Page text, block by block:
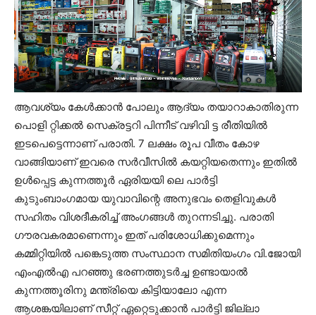
ആവശ്യം കേൾക്കാൻ പോലും ആദ്യം തയാറാകാതിരുന്ന
പൊളി റ്റിക്കൽ സെക്രട്ടറി പിന്നീട് വഴിവി ട്ട രീതിയിൽ
ഇടപെട്ടെന്നാണ് പരാതി. 7 ലക്ഷം രൂപ വീതം കോഴ
വാങ്ങിയാണ് ഇവരെ സർവീസിൽ കയറ്റിയതെന്നും ഇതിൽ
ഉൾപ്പെട്ട കുന്നത്തൂർ ഏരിയയി ലെ പാർട്ടി
കുടുംബാംഗമായ യുവാവിന്റെ അനുഭവം തെളിവുകൾ
സഹിതം വിശദീകരിച്ച് അംഗങ്ങൾ തുറന്നടിച്ചു. പരാതി
ഗൗരവകരമാണെന്നും ഇത് പരിശോധിക്കുമെന്നും
കമ്മിറ്റിയിൽ പങ്കെടുത്ത സംസ്ഥാന സമിതിയംഗം വി.ജോയി
എംഎൽഎ പറഞ്ഞു ഭരണത്തുടർച്ച ഉണ്ടായാൽ
കുന്നത്തൂരിനു മന്ത്രിയെ കിട്ടിയാലോ എന്ന
ആശങ്കയിലാണ് സീറ്റ് ഏറ്റെടുക്കാൻ പാർട്ടി ജില്ലാ